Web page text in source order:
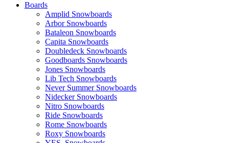
Boards
Amplid Snowboards
Arbor Snowboards
Bataleon Snowboards
Capita Snowboards
Doubledeck Snowboards
Goodboards Snowboards
Jones Snowboards
Lib Tech Snowboards
Never Summer Snowboards
Nidecker Snowboards
Nitro Snowboards
Ride Snowboards
Rome Snowboards
Roxy Snowboards